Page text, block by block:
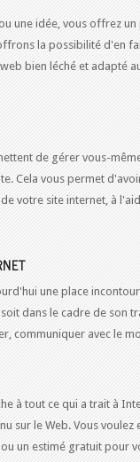
une idée, vous offrez
la possibilité d'en
bien léché et adapté
de gérer vous-
Cela vous permet
votre site internet, à
une place
dans le cadre de son
communiquer avec le
à tout ce qui a trait à
sur le Web. Vous voulez
un estimé gratuit pour